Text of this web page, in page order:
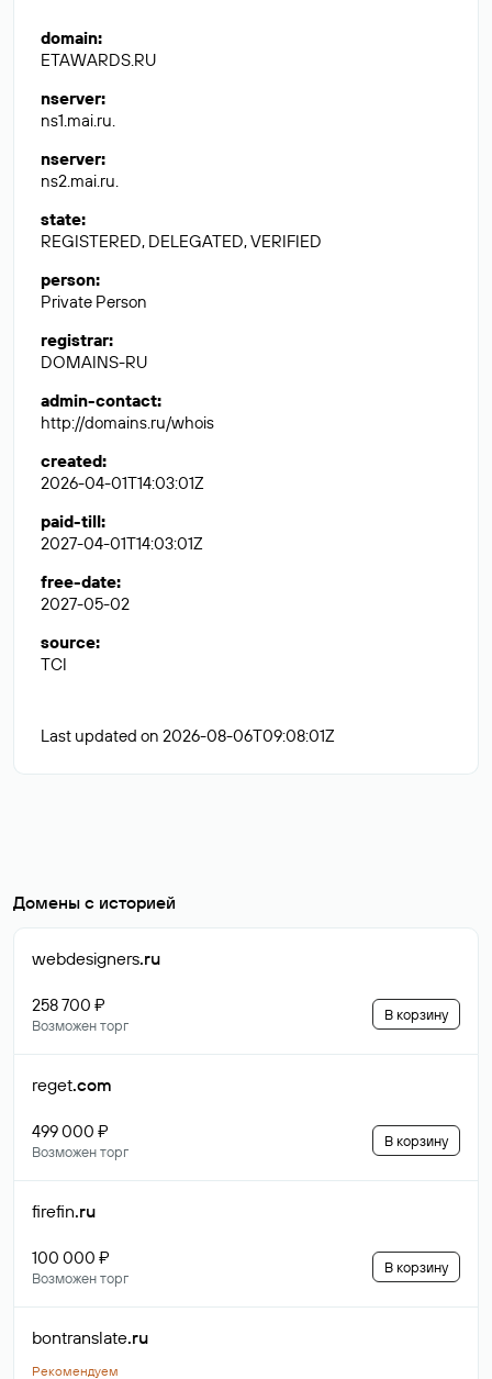
domain:
ETAWARDS.RU
nserver:
ns1.mai.ru.
nserver:
ns2.mai.ru.
state:
REGISTERED, DELEGATED, VERIFIED
person:
Private Person
registrar:
DOMAINS-RU
admin-contact:
http://domains.ru/whois
created:
2026-04-01T14:03:01Z
paid-till:
2027-04-01T14:03:01Z
free-date:
2027-05-02
source:
TCI
Last updated on 2026-08-06T09:08:01Z
Домены с историей
webdesigners.ru
258 700 ₽
Возможен торг
В корзину
reget.com
499 000 ₽
Возможен торг
В корзину
firefin.ru
100 000 ₽
Возможен торг
В корзину
bontranslate.ru
Рекомендуем